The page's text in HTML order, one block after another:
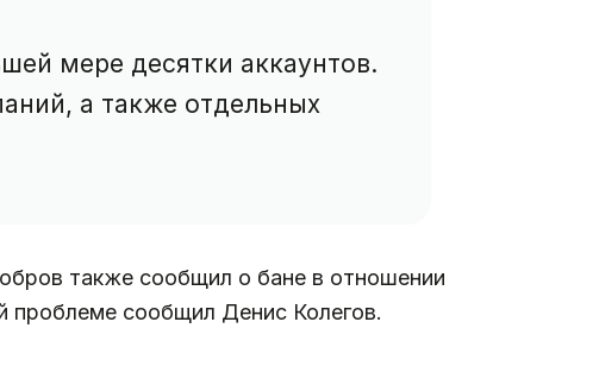
мере десятки аккаунтов.
а также отдельных
также сообщил о бане в отношении
проблеме сообщил Денис Колегов.